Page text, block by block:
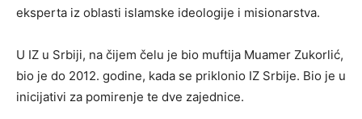
eksperta iz oblasti islamske ideologije i misionarstva.
U IZ u Srbiji, na čijem čelu je bio muftija Muamer Zukorlić,
bio je do 2012. godine, kada se priklonio IZ Srbije. Bio je u
inicijativi za pomirenje te dve zajednice.